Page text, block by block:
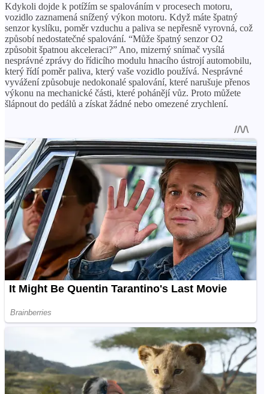
Kdykoli dojde k potížím se spalováním v procesech motoru,
vozidlo zaznamená snížený výkon motoru. Když máte špatný
senzor kyslíku, poměr vzduchu a paliva se nepřesně vyrovná, což
způsobí nedostatečné spalování. “Může špatný senzor O2
způsobit špatnou akceleraci?” Ano, mizerný snímač vysílá
nesprávné zprávy do řídicího modulu hnacího ústrojí automobilu,
který řídí poměr paliva, který vaše vozidlo používá. Nesprávné
vyvážení způsobuje nedokonalé spalování, které narušuje přenos
výkonu na mechanické části, které pohánějí vůz. Proto můžete
šlápnout do pedálů a získat žádné nebo omezené zrychlení.